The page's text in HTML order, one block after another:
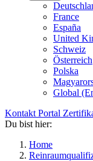
France
España
United
Schweiz
Österreich
Polska
Global
Kontakt Portal
Du bist hier:
Home